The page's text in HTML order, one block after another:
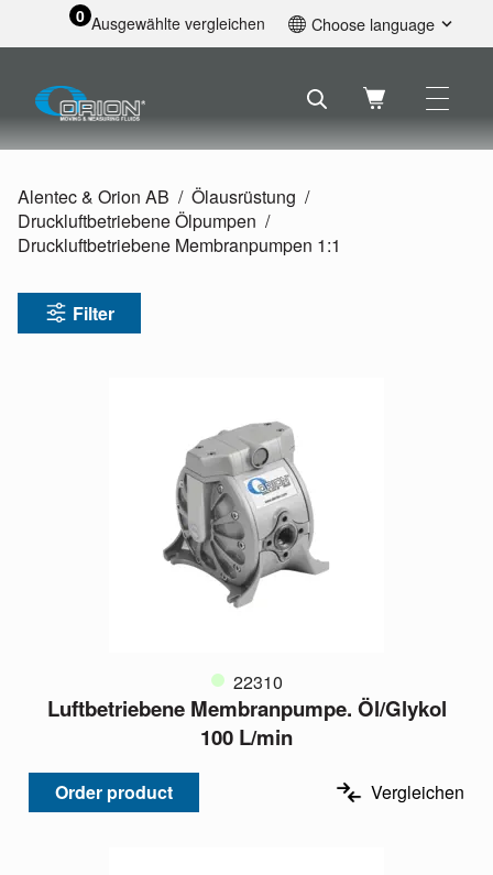
0 Ausgewählte vergleichen Choose language
Svenska
Nederlands
Русский
Alentec & Orion AB
Ölausrüstung
Druckluftbetriebene Ölpumpen
Druckluftbetriebene Membranpumpen 1:1
Filter
22310
Luftbetriebene Membranpumpe. Öl/Glykol
100 L/min
Order product Vergleichen